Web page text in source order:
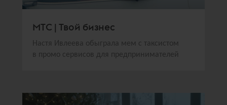
МТС | Твой бизнес
Настя Ивлеева обыграла мем с таксистом
в промо сервисов для предпринимателей